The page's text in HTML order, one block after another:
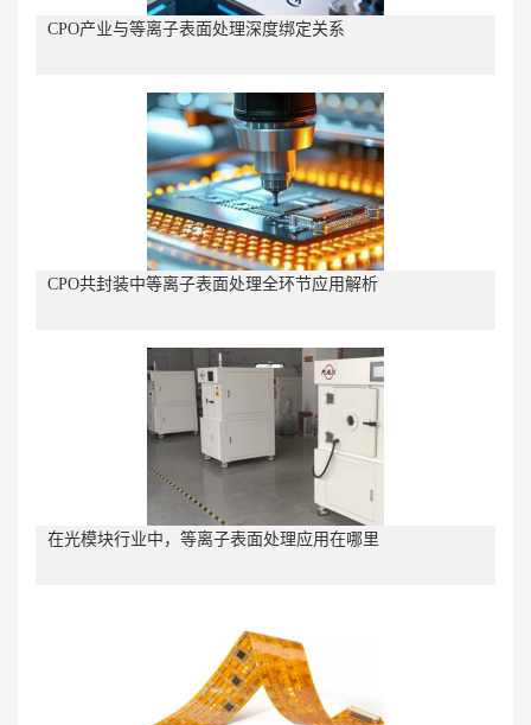
CPO产业与等离子表面处理深度绑定关系
CPO共封装中等离子表面处理全环节应用解析
在光模块行业中，等离子表面处理应用在哪里